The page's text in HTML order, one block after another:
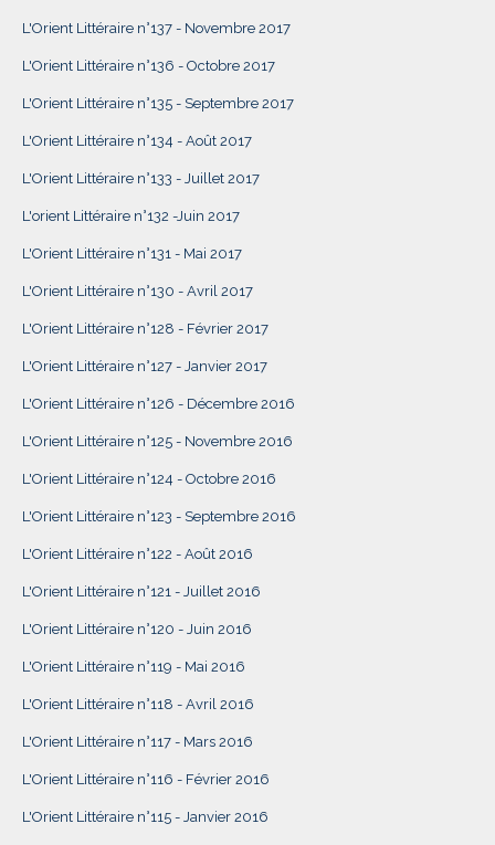
L'Orient Littéraire n°137 - Novembre 2017
L'Orient Littéraire n°136 - Octobre 2017
L'Orient Littéraire n°135 - Septembre 2017
L'Orient Littéraire n°134 - Août 2017
L'Orient Littéraire n°133 - Juillet 2017
L'orient Littéraire n°132 -Juin 2017
L'Orient Littéraire n°131 - Mai 2017
L'Orient Littéraire n°130 - Avril 2017
L'Orient Littéraire n°128 - Février 2017
L'Orient Littéraire n°127 - Janvier 2017
L'Orient Littéraire n°126 - Décembre 2016
L'Orient Littéraire n°125 - Novembre 2016
L'Orient Littéraire n°124 - Octobre 2016
L'Orient Littéraire n°123 - Septembre 2016
L'Orient Littéraire n°122 - Août 2016
L'Orient Littéraire n°121 - Juillet 2016
L'Orient Littéraire n°120 - Juin 2016
L'Orient Littéraire n°119 - Mai 2016
L'Orient Littéraire n°118 - Avril 2016
L'Orient Littéraire n°117 - Mars 2016
L'Orient Littéraire n°116 - Février 2016
L'Orient Littéraire n°115 - Janvier 2016